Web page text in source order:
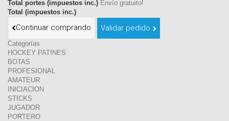
Total portes (impuestos inc.) Envío gratuito!
Total (impuestos inc.)
Continuar comprando Validar pedido
Categorías
HOCKEY PATINES
BOTAS
PROFESIONAL
AMATEUR
INICIACION
STICKS
JUGADOR
PORTERO